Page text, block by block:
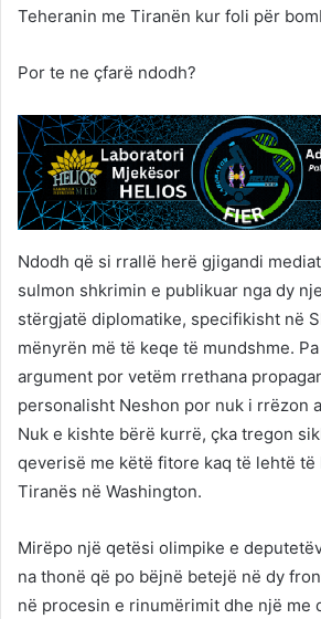
Teheranin me Tiranën kur foli për
Por te ne çfarë ndodh?
Ndodh që si rrallë herë gjigandi
sulmon shkrimin e publikuar nga dy
stërgjatë diplomatike, specifikisht në
mënyrën më të keqe të mundshme.
argument por vetëm rrethana
personalisht Neshon por nuk i rrëzon
Nuk e kishte bërë kurrë, çka tregon
qeverisë me këtë fitore kaq të lehtë të
Tiranës në Washington.
Mirëpo një qetësi olimpike e
na thonë që po bëjnë betejë në dy
në procesin e rinumërimit dhe një me